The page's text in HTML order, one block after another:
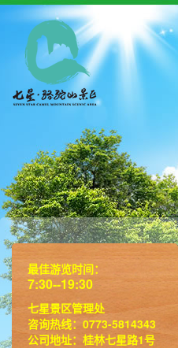
最佳游览时间：
7:30--19:30
七星景区管理处
咨询热线：0773-5814343
公司地址：桂林七星路1号